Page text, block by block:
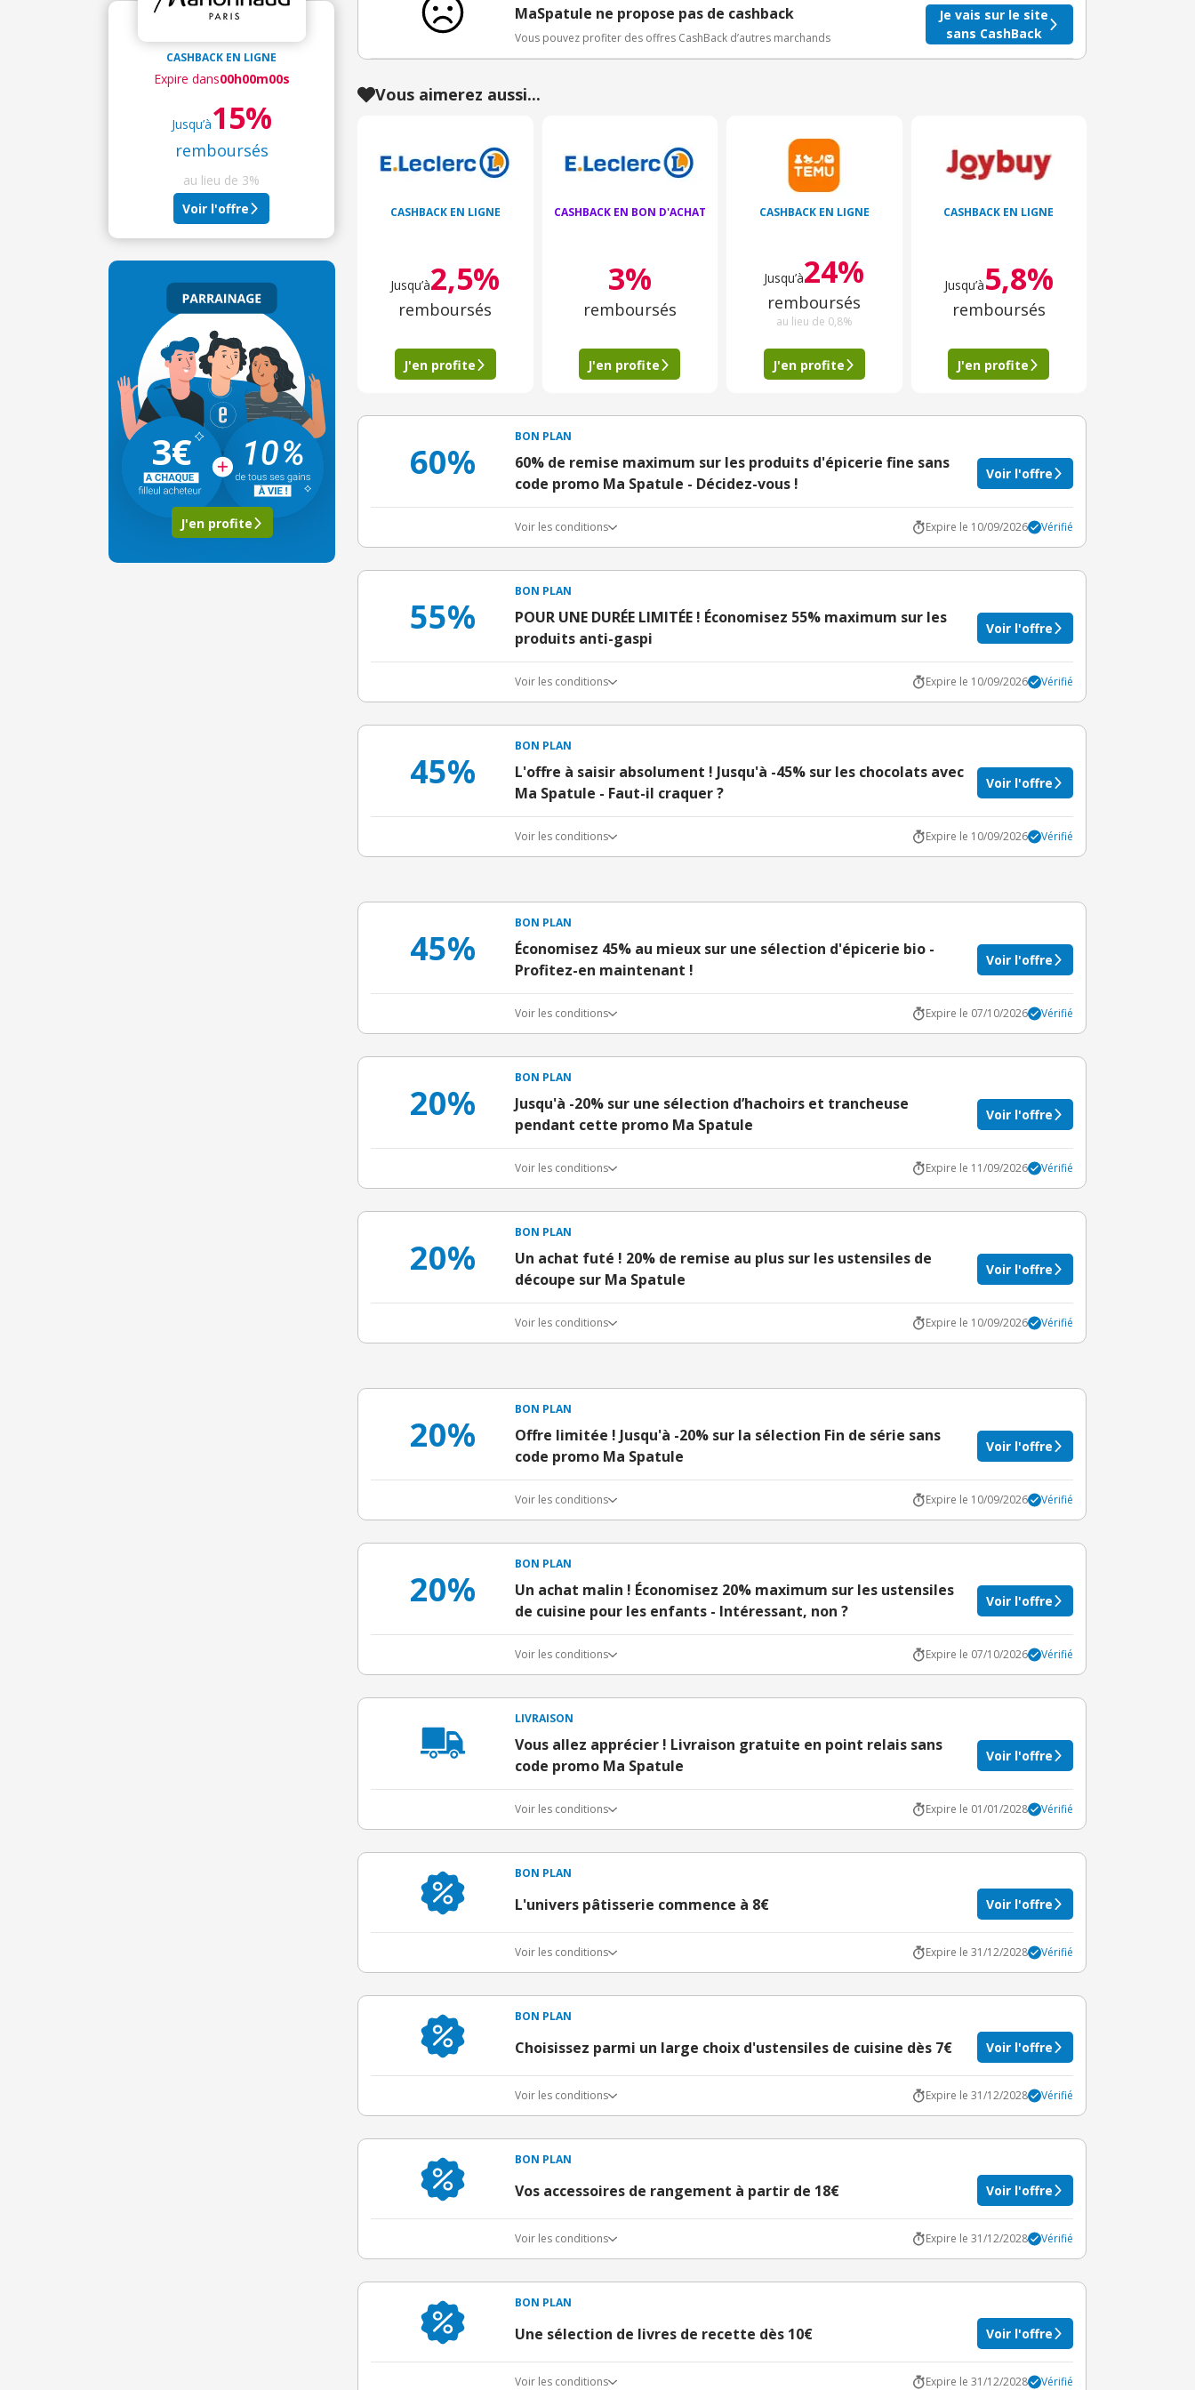
CASHBACK EN LIGNE
Expire dans00h00m00s
Jusqu’à15%
remboursés
au lieu de 3%
+ 6%de cashback
Voir l'offre
3€
J'en profite
MaSpatule ne propose pas de cashback
Vous pouvez profiter des offres CashBack d’autres marchands
Je vais sur le site
sans CashBack
Vous aimerez aussi...
CASHBACK EN LIGNE
Jusqu’à2,5%
remboursés
J'en profite
CASHBACK EN BON D'ACHAT
3%
remboursés
J'en profite
CASHBACK EN LIGNE
Jusqu’à24%
remboursés
au lieu de 0,8%
J'en profite
CASHBACK EN LIGNE
Jusqu’à5,8%
remboursés
J'en profite
60%
BON PLAN
60% de remise maximum sur les produits d'épicerie fine sans
code promo Ma Spatule - Décidez-vous !
Voir l'offre
Voir les conditions Expire le 10/09/2026 Vérifié
55%
BON PLAN
POUR UNE DURÉE LIMITÉE ! Économisez 55% maximum sur les
produits anti-gaspi
Voir l'offre
Voir les conditions Expire le 10/09/2026 Vérifié
45%
BON PLAN
L'offre à saisir absolument ! Jusqu'à -45% sur les chocolats avec
Ma Spatule - Faut-il craquer ?
Voir l'offre
Voir les conditions Expire le 10/09/2026 Vérifié
45%
BON PLAN
Économisez 45% au mieux sur une sélection d'épicerie bio -
Profitez-en maintenant !
Voir l'offre
Voir les conditions Expire le 07/10/2026 Vérifié
20%
BON PLAN
Jusqu'à -20% sur une sélection d’hachoirs et trancheuse
pendant cette promo Ma Spatule
Voir l'offre
Voir les conditions Expire le 11/09/2026 Vérifié
20%
BON PLAN
Un achat futé ! 20% de remise au plus sur les ustensiles de
découpe sur Ma Spatule
Voir l'offre
Voir les conditions Expire le 10/09/2026 Vérifié
20%
BON PLAN
Offre limitée ! Jusqu'à -20% sur la sélection Fin de série sans
code promo Ma Spatule
Voir l'offre
Voir les conditions Expire le 10/09/2026 Vérifié
20%
BON PLAN
Un achat malin ! Économisez 20% maximum sur les ustensiles
de cuisine pour les enfants - Intéressant, non ?
Voir l'offre
Voir les conditions Expire le 07/10/2026 Vérifié
LIVRAISON
Vous allez apprécier ! Livraison gratuite en point relais sans
code promo Ma Spatule
Voir l'offre
Voir les conditions Expire le 01/01/2028 Vérifié
BON PLAN
L'univers pâtisserie commence à 8€ Voir l'offre
Voir les conditions Expire le 31/12/2028 Vérifié
BON PLAN
Choisissez parmi un large choix d'ustensiles de cuisine dès 7€ Voir l'offre
Voir les conditions Expire le 31/12/2028 Vérifié
BON PLAN
Vos accessoires de rangement à partir de 18€ Voir l'offre
Voir les conditions Expire le 31/12/2028 Vérifié
BON PLAN
Une sélection de livres de recette dès 10€ Voir l'offre
Voir les conditions Expire le 31/12/2028 Vérifié